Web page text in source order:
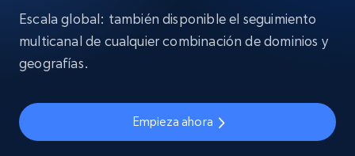
Escala global: también disponible el seguimiento
multicanal de cualquier combinación de dominios y
geografías.
Empieza ahora